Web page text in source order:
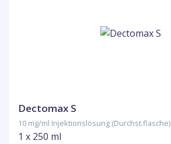
Dectomax S
10 mg/ml Injektionslösung (Durchst.flasche)
1 x 250 ml